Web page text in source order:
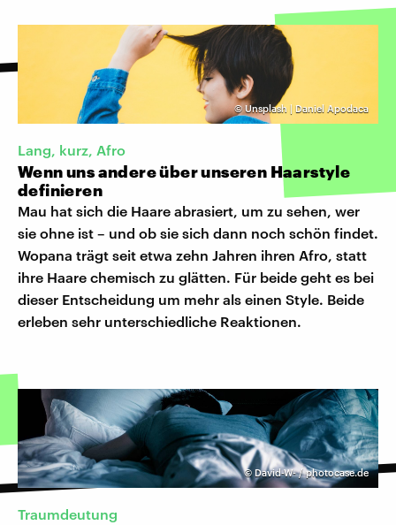
© Unsplash | Daniel Apodaca
Lang, kurz, Afro
Wenn uns andere über unseren Haarstyle
definieren
Mau hat sich die Haare abrasiert, um zu sehen, wer
sie ohne ist – und ob sie sich dann noch schön findet.
Wopana trägt seit etwa zehn Jahren ihren Afro, statt
ihre Haare chemisch zu glätten. Für beide geht es bei
dieser Entscheidung um mehr als einen Style. Beide
erleben sehr unterschiedliche Reaktionen.
© David-W- / photocase.de
Traumdeutung